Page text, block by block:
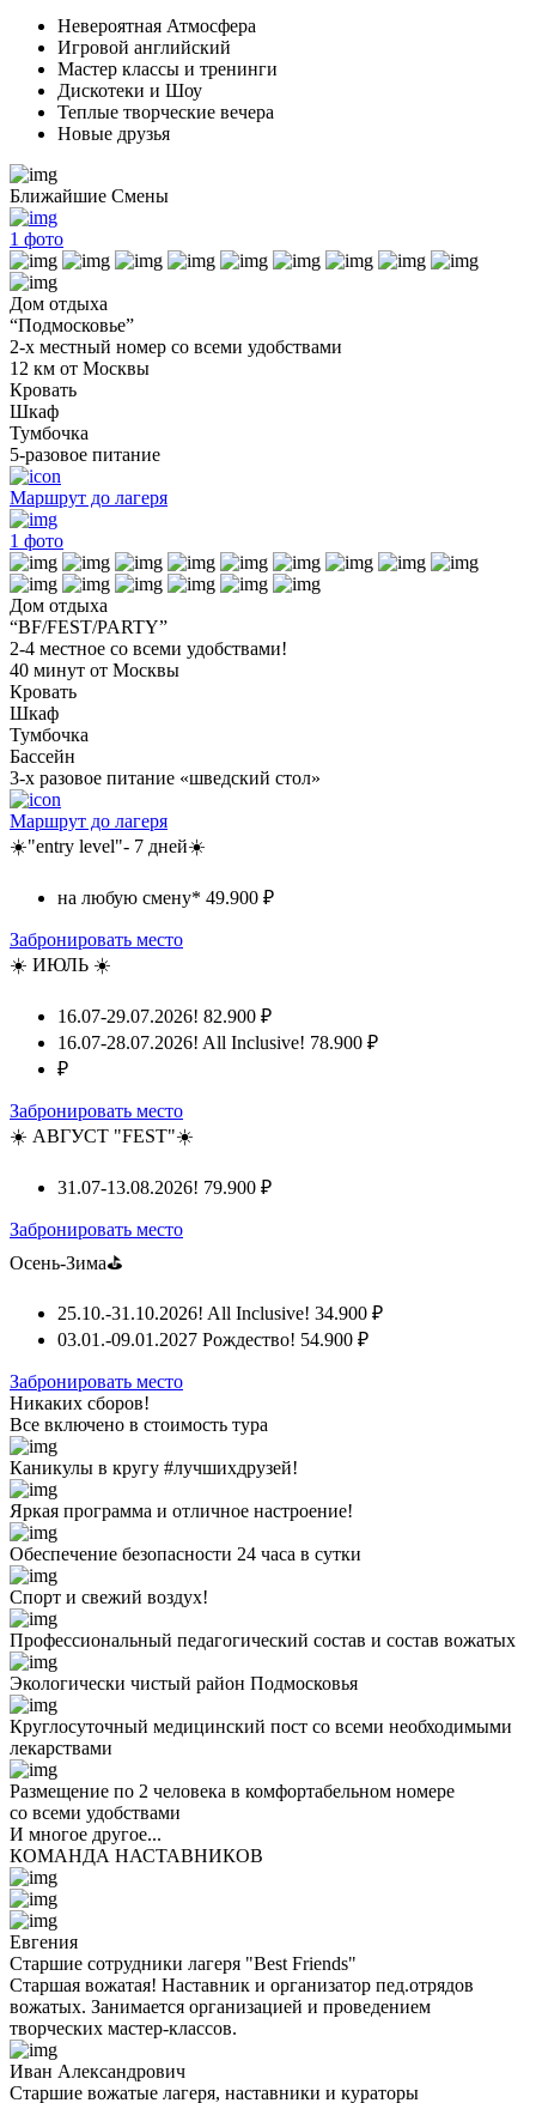
Невероятная Атмосфера
Игровой английский
Мастер классы и тренинги
Дискотеки и Шоу
Теплые творческие вечера
Новые друзья
Ближайшие Смены
1 фото
Дом отдыха
“Подмосковье”
2-х местный номер со всеми удобствами
12 км от Москвы
Кровать
Шкаф
Тумбочка
5-разовое питание
Маршрут до лагеря
1 фото
Дом отдыха
“BF/FEST/PARTY”
2-4 местное со всеми удобствами!
40 минут от Москвы
Кровать
Шкаф
Тумбочка
Бассейн
3-х разовое питание «шведский стол»
Маршрут до лагеря
☀️"entry level"- 7 дней☀️
на любую смену* 49.900 ₽
Забронировать место
☀️ ИЮЛЬ ☀️
16.07-29.07.2026! 82.900 ₽
16.07-28.07.2026! All Inclusive! 78.900 ₽
₽
Забронировать место
☀️ АВГУСТ "FEST"☀️
31.07-13.08.2026! 79.900 ₽
Забронировать место
Осень-Зима⛳
25.10.-31.10.2026! All Inclusive! 34.900 ₽
03.01.-09.01.2027 Рождество! 54.900 ₽
Забронировать место
Никаких сборов!
Все включено в стоимость тура
Каникулы в кругу #лучшихдрузей!
Яркая программа и отличное настроение!
Обеспечение безопасности 24 часа в сутки
Спорт и свежий воздух!
Профессиональный педагогический состав и состав вожатых
Экологически чистый район Подмосковья
Круглосуточный медицинский пост со всеми необходимыми
лекарствами
Размещение по 2 человека в комфортабельном номере
со всеми удобствами
И многое другое...
КОМАНДА НАСТАВНИКОВ
Евгения
Старшие сотрудники лагеря "Best Friends"
Старшая вожатая! Наставник и организатор пед.отрядов
вожатых. Занимается организацией и проведением
творческих мастер-классов.
Иван Александрович
Старшие вожатые лагеря, наставники и кураторы